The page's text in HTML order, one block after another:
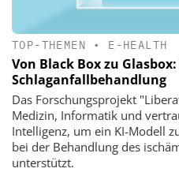
TOP-THEMEN • E-HEALTH
Von Black Box zu
Schlaganfallbehandlung
Das Forschungsprojekt
Medizin, Informatik und
Intelligenz, um ein KI-Modell
bei der Behandlung des
unterstützt.